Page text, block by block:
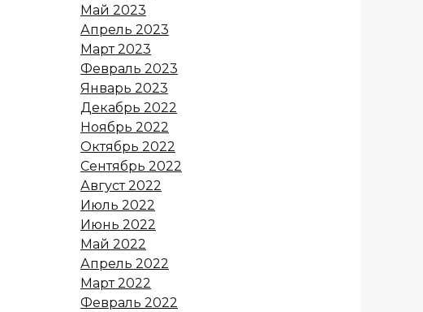
Май 2023
Апрель 2023
Март 2023
Февраль 2023
Январь 2023
Декабрь 2022
Ноябрь 2022
Октябрь 2022
Сентябрь 2022
Август 2022
Июль 2022
Июнь 2022
Май 2022
Апрель 2022
Март 2022
Февраль 2022